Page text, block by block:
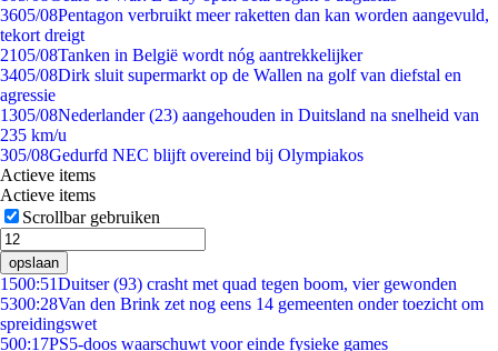
3605/08Pentagon verbruikt meer raketten dan kan worden aangevuld,
tekort dreigt
2105/08Tanken in België wordt nóg aantrekkelijker
3405/08Dirk sluit supermarkt op de Wallen na golf van diefstal en
agressie
1305/08Nederlander (23) aangehouden in Duitsland na snelheid van
235 km/u
305/08Gedurfd NEC blijft overeind bij Olympiakos
Actieve items
Actieve items
Scrollbar gebruiken
opslaan
1500:51Duitser (93) crasht met quad tegen boom, vier gewonden
5300:28Van den Brink zet nog eens 14 gemeenten onder toezicht om
spreidingswet
500:17PS5-doos waarschuwt voor einde fysieke games